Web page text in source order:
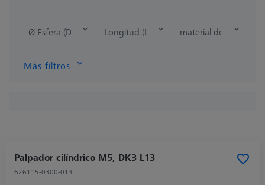
Ø Esfera (DK) Longitud (L) material de la punta
Más filtros
Palpador cilíndrico M5, DK3 L13
626115-0300-013